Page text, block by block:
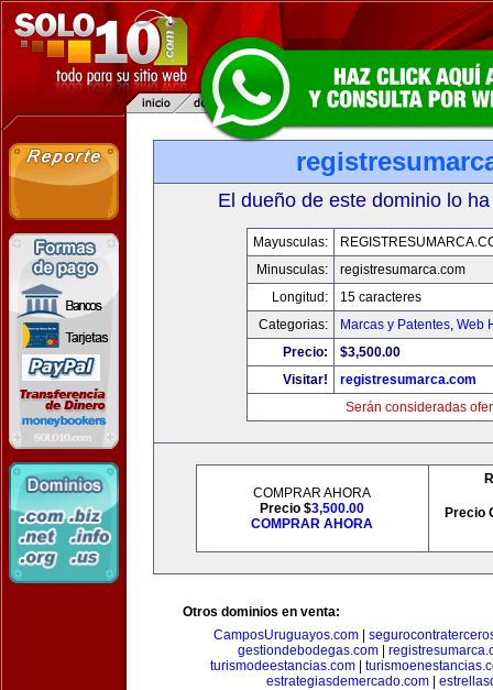
El dueño de este dominio lo
Mayusculas:
Minusculas:
registresumarca.com
Longitud:
15 caracteres
Categorias:
Marcas y Patentes, Web
Precio:
$3,500.00
Visitar!
registresumarca.com
Serán consideradas
COMPRAR AHORA
Precio $3,500.00
COMPRAR AHORA
Precio
Otros dominios en venta:
CamposUruguayos.com|
gestiondebodegas.com|
turismodeestancias.com
estrategiasdemercado.com